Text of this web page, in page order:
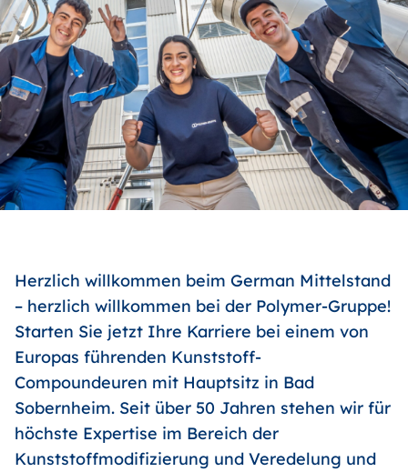
Herzlich willkommen beim German Mittelstand
– herzlich willkommen bei der Polymer-Gruppe!
Starten Sie jetzt Ihre Karriere bei einem von
Europas führenden Kunststoff-
Compoundeuren mit Hauptsitz in Bad
Sobernheim. Seit über 50 Jahren stehen wir für
höchste Expertise im Bereich der
Kunststoffmodifizierung und Veredelung und